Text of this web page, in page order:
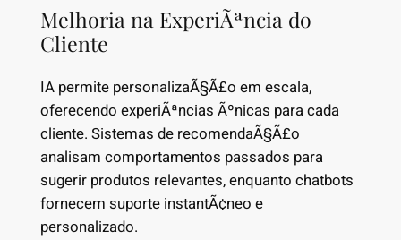
Melhoria na ExperiÃªncia do
Cliente
IA permite personalizaÃ§Ã£o em escala,
oferecendo experiÃªncias Ãºnicas para cada
cliente. Sistemas de recomendaÃ§Ã£o
analisam comportamentos passados para
sugerir produtos relevantes, enquanto chatbots
fornecem suporte instantÃ¢neo e
personalizado.